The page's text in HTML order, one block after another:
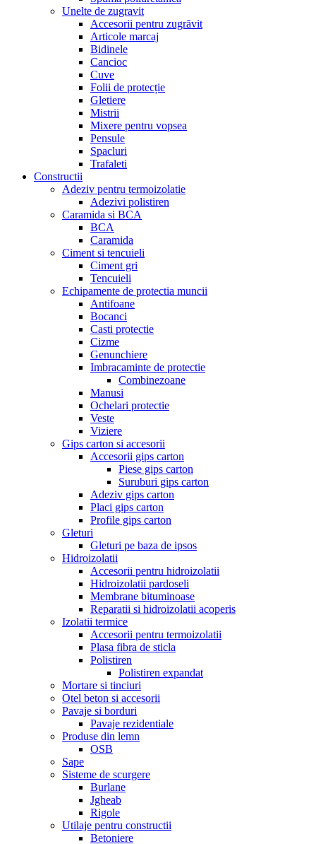
Unelte de zugravit
Accesorii pentru zugrăvit
Articole marcaj
Bidinele
Cancioc
Cuve
Folii de protecție
Gletiere
Mistrii
Mixere pentru vopsea
Pensule
Spacluri
Trafaleti
Constructii
Adeziv pentru termoizolatie
Adezivi polistiren
Caramida si BCA
BCA
Caramida
Ciment si tencuieli
Ciment gri
Tencuieli
Echipamente de protectia muncii
Antifoane
Bocanci
Casti protectie
Cizme
Genunchiere
Imbracaminte de protectie
Combinezoane
Manusi
Ochelari protectie
Veste
Viziere
Gips carton si accesorii
Accesorii gips carton
Piese gips carton
Suruburi gips carton
Adeziv gips carton
Placi gips carton
Profile gips carton
Gleturi
Gleturi pe baza de ipsos
Hidroizolatii
Accesorii pentru hidroizolatii
Hidroizolatii pardoseli
Membrane bituminoase
Reparatii si hidroizolatii acoperis
Izolatii termice
Accesorii pentru termoizolatii
Plasa fibra de sticla
Polistiren
Polistiren expandat
Mortare si tinciuri
Otel beton si accesorii
Pavaje si borduri
Pavaje rezidentiale
Produse din lemn
OSB
Sape
Sisteme de scurgere
Burlane
Jgheab
Rigole
Utilaje pentru constructii
Betoniere